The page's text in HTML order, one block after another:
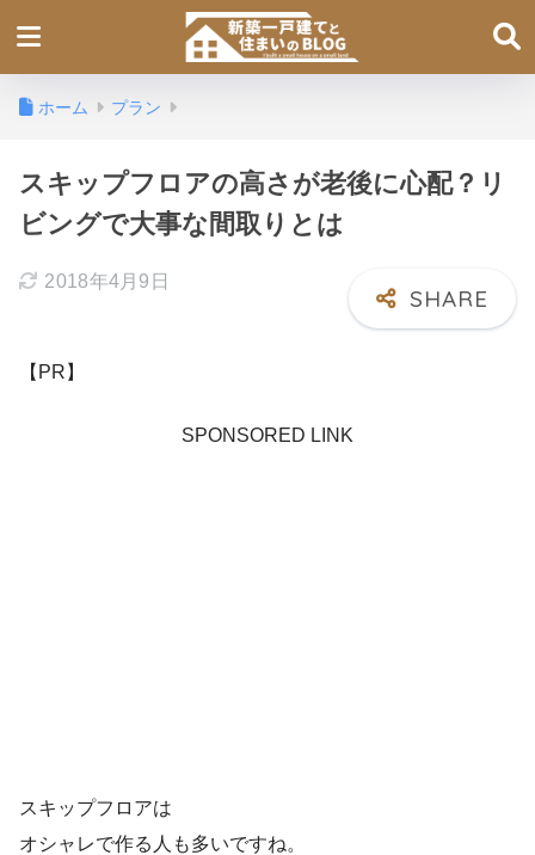
ホーム プラン
スキップフロアの高さが老後に心配？リ
ビングで大事な間取りとは
2018年4月9日
【PR】
SPONSORED LINK
スキップフロアは
オシャレで作る人も多いですね。